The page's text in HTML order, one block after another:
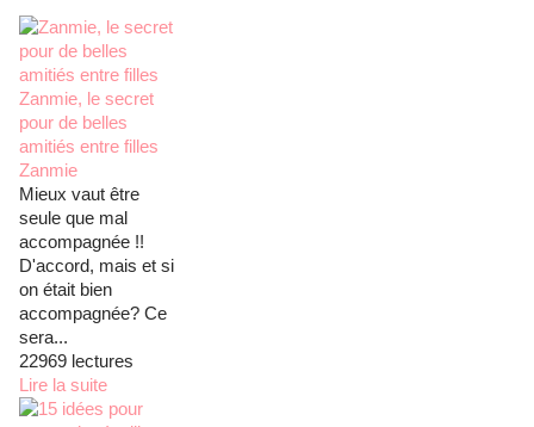
Zanmie, le secret
pour de belles
amitiés entre filles
Zanmie
Mieux vaut être
seule que mal
accompagnée !!
D'accord, mais et si
on était bien
accompagnée? Ce
sera...
22969 lectures
Lire la suite